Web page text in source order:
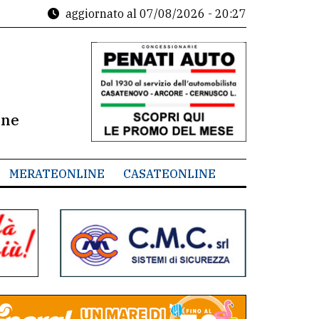
aggiornato al 07/08/2026 - 20:27
MERATEONLINE CASATEONLINE